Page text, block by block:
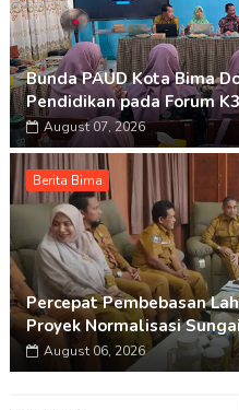
Bunda PAUD Kota Bima
Pendidikan pada Forum
August 07, 2026
Berita Bima
Percepat Pembebasan
Proyek Normalisasi
August 06, 2026